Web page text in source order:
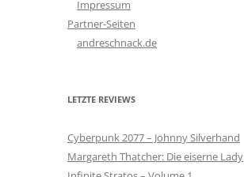
Impressum
Partner-Seiten
andreschnack.de
LETZTE REVIEWS
Cyberpunk 2077 – Johnny Silverhand
Margareth Thatcher: Die eiserne Lady